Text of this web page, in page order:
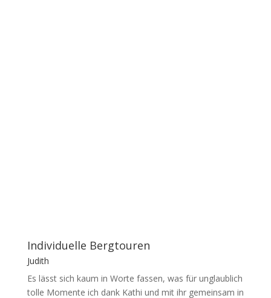
Individuelle Bergtouren
Judith
Es lässt sich kaum in Worte fassen, was für unglaublich
tolle Momente ich dank Kathi und mit ihr gemeinsam in